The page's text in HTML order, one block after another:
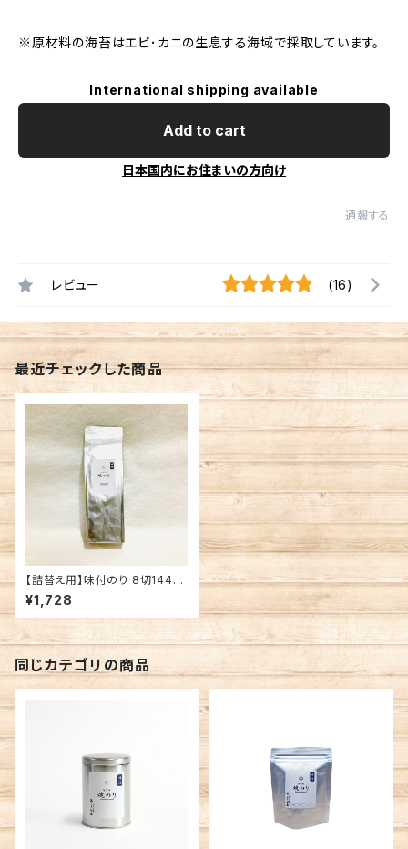
※原材料の海苔はエビ･カニの生息する海域で採取しています。
International shipping available
Add to cart
日本国内にお住まいの方向け
通報する
レビュー (16)
最近チェックした商品
【詰替え用】味付のり 8切144枚
有明海産 味付海苔
¥1,728
同じカテゴリの商品